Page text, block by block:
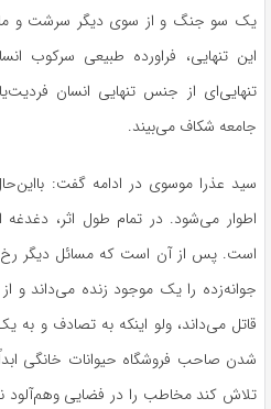
یک سو جنگ و از سوی دیگر سرشت و
این تنهایی، فراورده طبیعی سرکوب
تنهایی‌ای از جنس تنهایی انسان
جامعه شکاف می‌بیند.
سید عذرا موسوی در ادامه گفت:
اطوار می‌شود. در تمام طول اثر،
است. پس از آن است که مسائل دیگر
جوانه‌زده را یک موجود زنده می‌داند و
قاتل می‌داند، ولو اینکه به تصادف و
شدن صاحب فروشگاه حیوانات خانگی
تلاش کند مخاطب را در فضایی وهم‌آلود